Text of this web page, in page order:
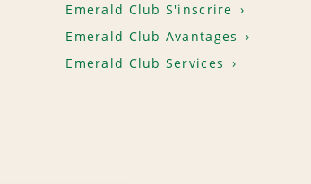
Emerald Club S'inscrire
Emerald Club Avantages
Emerald Club Services